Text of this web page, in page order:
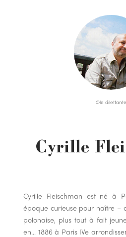
©le dilettante
Cyrille
Cyrille Fleischman est né à
époque curieuse pour naître –
polonaise, plus tout à fait
en… 1886 à Paris IVe